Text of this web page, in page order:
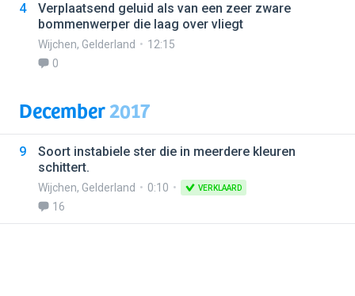
4
Verplaatsend geluid als van een zeer zware
bommenwerper die laag over vliegt
Wijchen, Gelderland
12:15
0
December2017
9
Soort instabiele ster die in meerdere kleuren
schittert.
Wijchen, Gelderland 0:10 VERKLAARD
16